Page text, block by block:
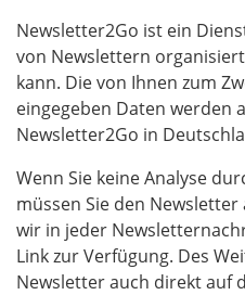
Newsletter2Go ist ein
von Newslettern
kann. Die von Ihnen zum
eingegeben Daten werden
Newsletter2Go in
Wenn Sie keine Analyse
müssen Sie den
wir in jeder
Link zur Verfügung. Des
Newsletter auch direkt auf